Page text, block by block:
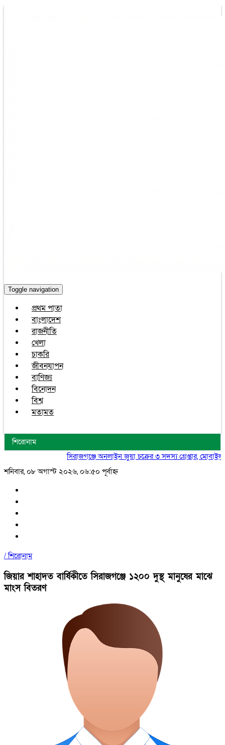
Toggle navigation
প্রথম পাতা
বাংলাদেশ
রাজনীতি
খেলা
চাকরি
জীবনযাপন
বাণিজ্য
বিনোদন
বিশ্ব
মতামত
শিরোনাম
সিরাজগঞ্জে অনলাইন জুয়া চক্রের ৩ সদস্য গ্রেপ্তার, মোবাইল ও নগদ টাকা জব্দ
শনিবার, ০৮ অগাস্ট ২০২৬, ০৬:৫০ পূর্বাহ্ন
/শিরোনাম
জিয়ার শাহাদত বার্ষিকীতে সিরাজগঞ্জে ১২০০ দুস্থ মানুষের মাঝে
মাংস বিতরণ